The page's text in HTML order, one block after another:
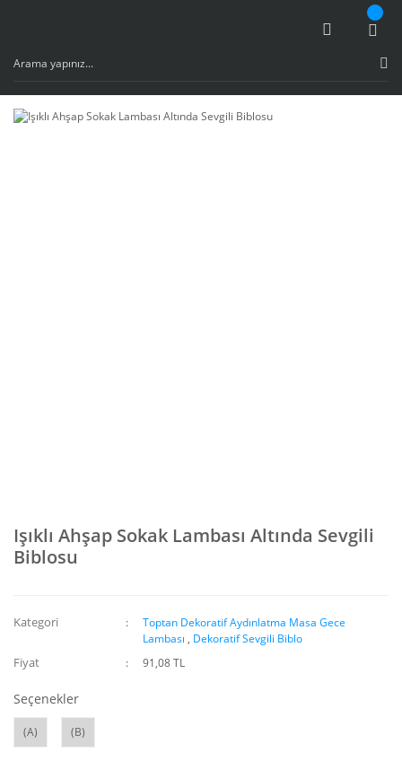
Işıklı Ahşap Sokak Lambası Altında Sevgili
Biblosu
Kategori
Toptan Dekoratif Aydınlatma Masa Gece
Lambası , Dekoratif Sevgili Biblo
Fiyat 91,08 TL
Seçenekler
(A) (B)